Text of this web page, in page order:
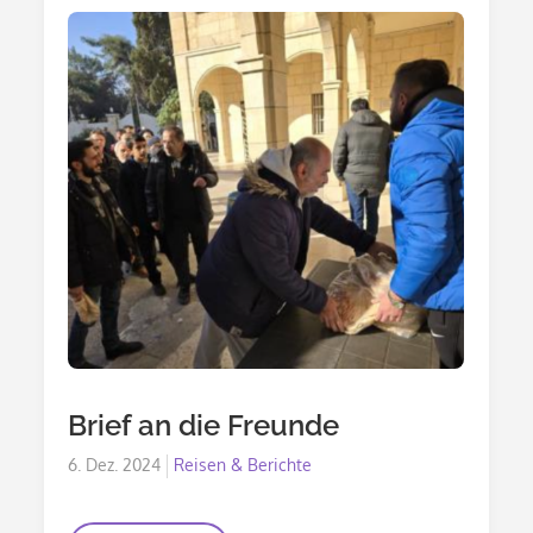
Brief an die Freunde
Posted
6. Dez. 2024 Reisen & Berichte